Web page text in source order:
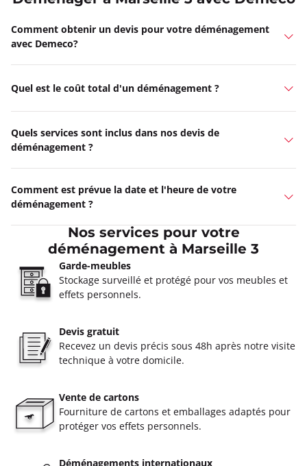
Comment obtenir un devis pour votre déménagement
avec Demeco?
Quel est le coût total d'un déménagement ?
Quels services sont inclus dans nos devis de
déménagement ?
Comment est prévue la date et l'heure de votre
déménagement ?
Nos services pour votre
déménagement à Marseille 3
Garde-meubles
Stockage surveillé et protégé pour vos meubles et
effets personnels.
Devis gratuit
Recevez un devis précis sous 48h après notre visite
technique à votre domicile.
Vente de cartons
Fourniture de cartons et emballages adaptés pour
protéger vos effets personnels.
Déménagements internationaux